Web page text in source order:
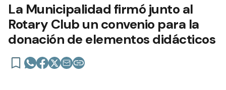
La Municipalidad firmó junto al
Rotary Club un convenio para la
donación de elementos didácticos